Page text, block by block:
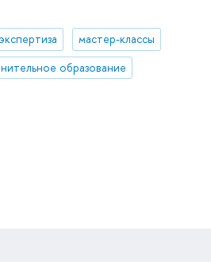
экспертиза
мастер-классы
образование